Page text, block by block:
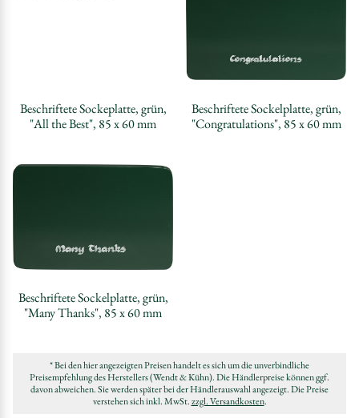
Beschriftete Sockeplatte, grün,
"All the Best", 85 x 60 mm
Beschriftete Sockelplatte, grün,
"Congratulations", 85 x 60 mm
Beschriftete Sockelplatte, grün,
"Many Thanks", 85 x 60 mm
* Bei den hier angezeigten Preisen handelt es sich um die unverbindliche
Preisempfehlung des Herstellers (Wendt & Kühn). Die Händlerpreise können ggf.
davon abweichen. Sie werden später bei der Händlerauswahl angezeigt. Die Preise
verstehen sich inkl. MwSt.zzgl. Versandkosten.